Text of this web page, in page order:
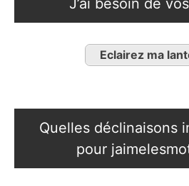
J’ai besoin de
Eclairez ma
Quelles déclinaisons
pour